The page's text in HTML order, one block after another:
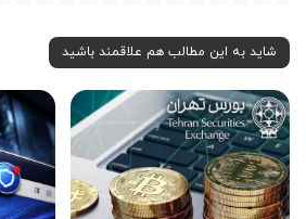
شاید به این مطالب هم علاقمند باشید